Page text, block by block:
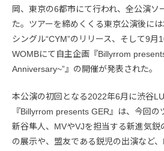
岡、東京の6都市にて行われ、全公演ソ
た。ツアーを締めくくる東京公演後に
シングル“CYM”のリリース、そして9
WOMBにて自主企画『Billyrrom
Anniversary~”』の開催が発表された。
本公演の初回となる2022年6月に渋谷
『Billyrrom presents GER』は、今回
新谷隼人、MVやVJを担当する新進気鋭
の展示や、盟友である鋭児の出演など